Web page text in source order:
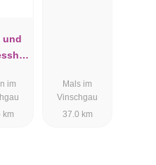
und
im
km
Mals im
Vinschgau
37.0 km